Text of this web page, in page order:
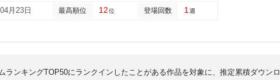
月23日 最高順位 12位 登場回数 1 週
ランキングTOP50にランクインしたことがある作品を対象に、推定累積ダウンロ